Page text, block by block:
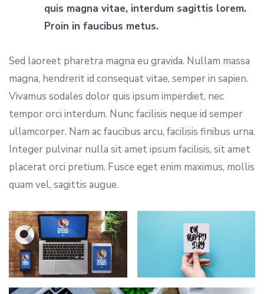
quis magna vitae, interdum sagittis lorem.
Proin in faucibus metus.
Sed laoreet pharetra magna eu gravida. Nullam massa
magna, hendrerit id consequat vitae, semper in sapien.
Vivamus sodales dolor quis ipsum imperdiet, nec
tempor orci interdum. Nunc facilisis neque id semper
ullamcorper. Nam ac faucibus arcu, facilisis finibus urna.
Integer pulvinar nulla sit amet ipsum facilisis, sit amet
placerat orci pretium. Fusce eget enim maximus, mollis
quam vel, sagittis augue.